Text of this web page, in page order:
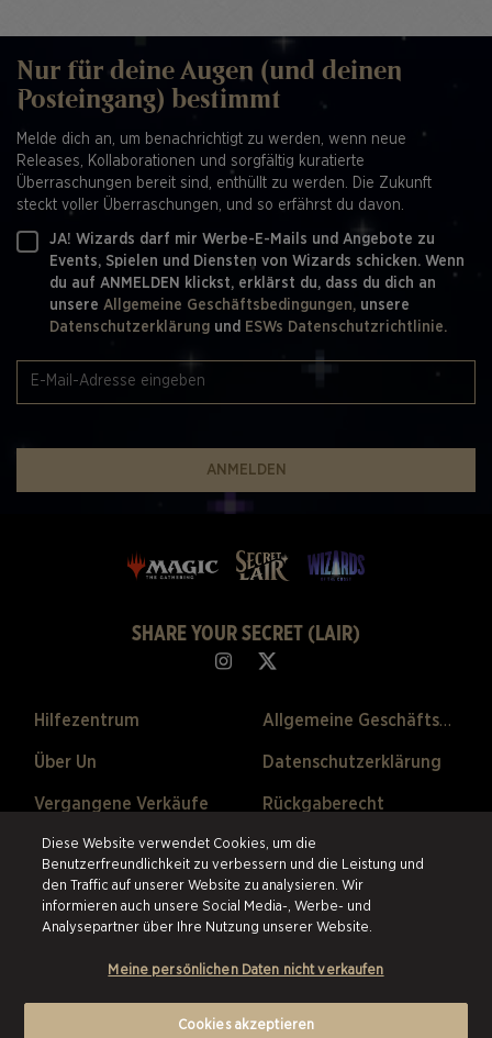
Nur für deine Augen (und deinen
Posteingang) bestimmt
Melde dich an, um benachrichtigt zu werden, wenn neue
Releases, Kollaborationen und sorgfältig kuratierte
Überraschungen bereit sind, enthüllt zu werden. Die Zukunft
steckt voller Überraschungen, und so erfährst du davon.
JA! Wizards darf mir Werbe-E-Mails und Angebote zu
Events, Spielen und Diensten von Wizards schicken. Wenn
du auf ANMELDEN klickst, erklärst du, dass du dich an
unsere Allgemeine Geschäftsbedingungen, unsere
Datenschutzerklärung und ESWs Datenschutzrichtlinie.
ANMELDEN
SHARE YOUR SECRET (LAIR)
Hilfezentrum
Über Un
Vergangene Verkäufe
Cookie-Einstellungen
Allgemeine Geschäftsbedingungen
Datenschutzerklärung
Rückgaberecht
©2026 ESW France SAS. Alle Rechte vorbehalten. Alle Warenzeichen sind
Eigentum ihrer Besitzer in den USA und anderen Ländern.
SAS ist der authorisierte Wiederverkäufer und Vertriebspartner der im
Diese Website verwendet Cookies, um die
Benutzerfreundlichkeit zu verbessern und die Leistung und
den Traffic auf unserer Website zu analysieren. Wir
informieren auch unsere Social Media-, Werbe- und
Analysepartner über Ihre Nutzung unserer Website.
Meine persönlichen Daten nicht verkaufen
Cookies akzeptieren